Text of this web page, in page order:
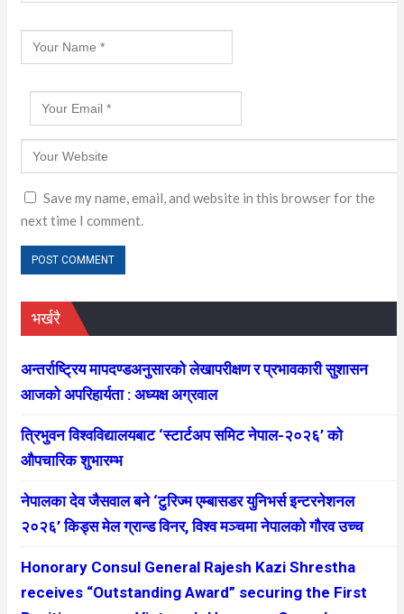
Save my name, email, and website in this browser for the
next time I comment.
भर्खरै
अन्तर्राष्ट्रिय मापदण्डअनुसारको लेखापरीक्षण र प्रभावकारी सुशासन
आजको अपरिहार्यता : अध्यक्ष अग्रवाल
त्रिभुवन विश्वविद्यालयबाट ‘स्टार्टअप समिट नेपाल-२०२६’ को
औपचारिक शुभारम्भ
नेपालका देव जैसवाल बने ‘टुरिज्म एम्बासडर युनिभर्स इन्टरनेशनल
२०२६’ किड्स मेल ग्रान्ड विनर, विश्व मञ्चमा नेपालको गौरव उच्च
Honorary Consul General Rajesh Kazi Shrestha
receives “Outstanding Award” securing the First